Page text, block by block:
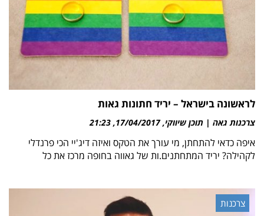
לראשונה בישראל – יריד חתונות גאות
צרכנות גאה | תוכן שיווקי 17/04/2017
21:23
איפה כדאי להתחתן, מי עורך את הטקס ואיזה דיג'יי הכי פרנדלי
לקהילה? יריד המתחתנים.ות של גאווה בחופה מרכז את כל
צרכנות